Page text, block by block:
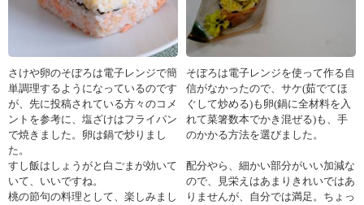
さけや卵のそぼろは電子レンジで簡
単調理するようになっているのです
が、先に投稿されている方々のコメ
ントを参考に、塩ざけはフライパン
で焼きました。卵は鍋で炒りまし
た。
すし飯はしょうがと白ごまが効いて
いて、いいですね。
桃の節句の料理として、楽しみまし
そぼろは電子レンジを使って作る自
信がなかったので、サケ(茹でてほ
ぐして炒める)も卵(鍋に全材料を入
れて菜箸数本でかき混ぜる)も、手
のかかる方法を選びました。
配分やら、細かい部分がいい加減な
ので、見栄えはあまりきれいではあ
りませんが、自分では満足。ちょっ